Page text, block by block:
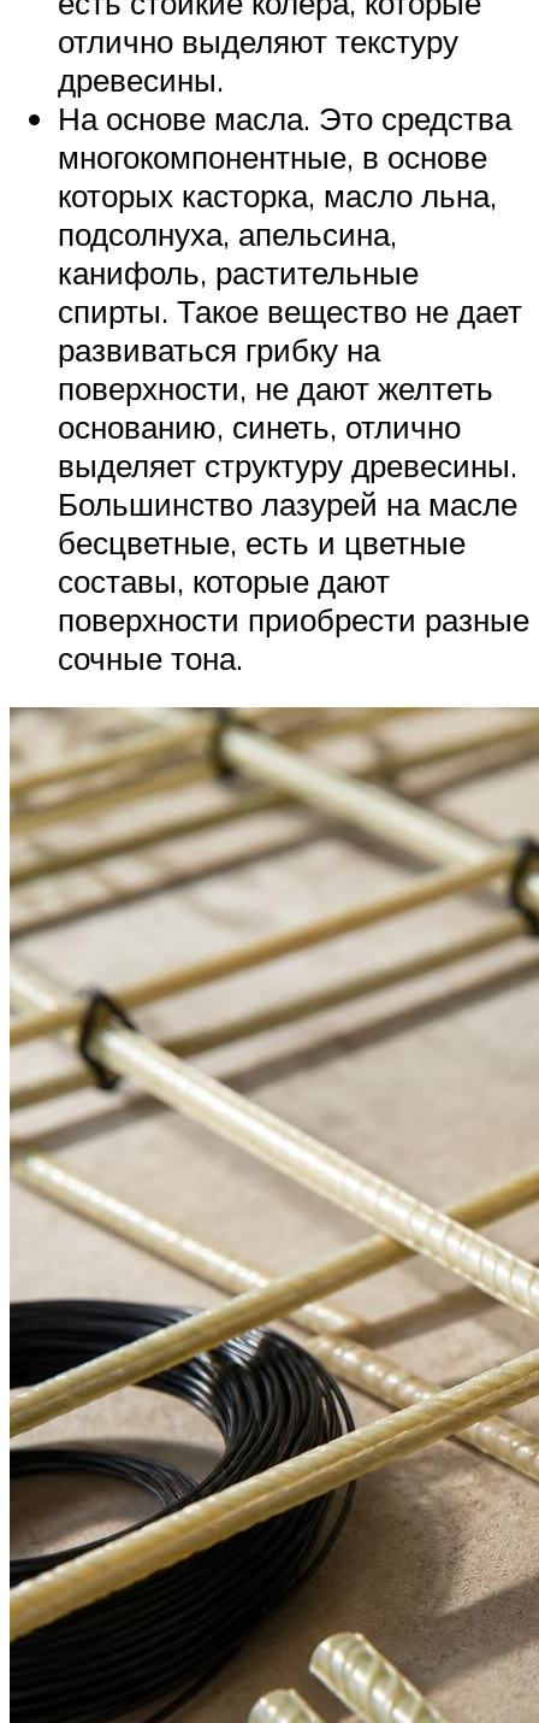
отлично выделяют текстуру
древесины.
На основе масла. Это средства
многокомпонентные, в основе
которых касторка, масло льна,
подсолнуха, апельсина,
канифоль, растительные
спирты. Такое вещество не дает
развиваться грибку на
поверхности, не дают желтеть
основанию, синеть, отлично
выделяет структуру древесины.
Большинство лазурей на масле
бесцветные, есть и цветные
составы, которые дают
поверхности приобрести разные
сочные тона.